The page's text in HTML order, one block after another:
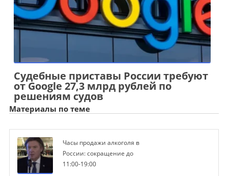
Судебные приставы России требуют
от Google 27,3 млрд рублей по
решениям судов
Материалы по теме
Часы продажи алкоголя в
России: сокращение до
11:00-19:00